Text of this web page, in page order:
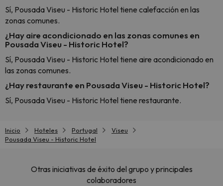
Sí, Pousada Viseu - Historic Hotel tiene calefacción en las
zonas comunes.
¿Hay aire acondicionado en las zonas comunes en
Pousada Viseu - Historic Hotel?
Sí, Pousada Viseu - Historic Hotel tiene aire acondicionado en
las zonas comunes.
¿Hay restaurante en Pousada Viseu - Historic Hotel?
Sí, Pousada Viseu - Historic Hotel tiene restaurante.
Inicio Hoteles Portugal
Viseu
Pousada Viseu - Historic Hotel
Otras iniciativas de éxito del grupo y principales
colaboradores